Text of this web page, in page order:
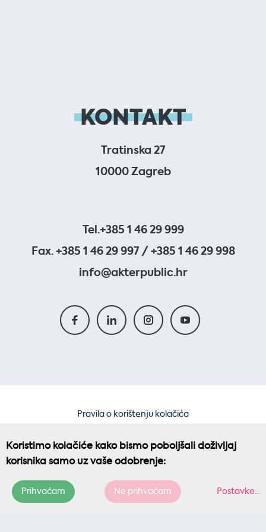
KONTAKT
Tratinska 27
10000 Zagreb
Tel.+385 1 46 29 999
Fax. +385 1 46 29 997 / +385 1 46 29 998
info@akterpublic.hr
Pravila o korištenju kolačića
Koristimo kolačiće kako bismo poboljšali doživljaj
korisnika samo uz vaše odobrenje:
Ne prihvaćam
Prihvaćam Postavke...